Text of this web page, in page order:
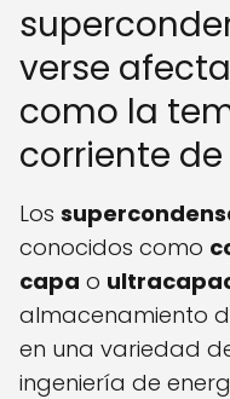
verse
como la
corriente
Los
conocidos como
capa o
almacenamiento
en una variedad
ingeniería de